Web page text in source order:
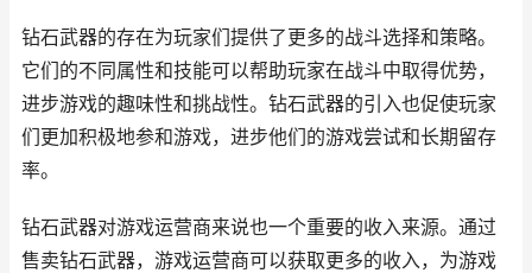
钻石武器的存在为玩家们提供了更多的战斗选择和策略。
它们的不同属性和技能可以帮助玩家在战斗中取得优势，
进步游戏的趣味性和挑战性。钻石武器的引入也促使玩家
们更加积极地参和游戏，进步他们的游戏尝试和长期留存
率。
钻石武器对游戏运营商来说也一个重要的收入来源。通过
售卖钻石武器，游戏运营商可以获取更多的收入，为游戏